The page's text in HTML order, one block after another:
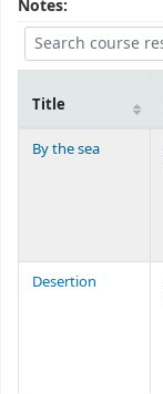
Notes:
Courses
Title
By the sea
Desertion